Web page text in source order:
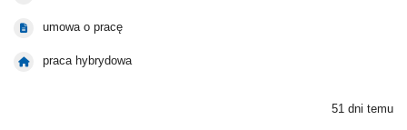
umowa o pracę
praca hybrydowa
51 dni temu